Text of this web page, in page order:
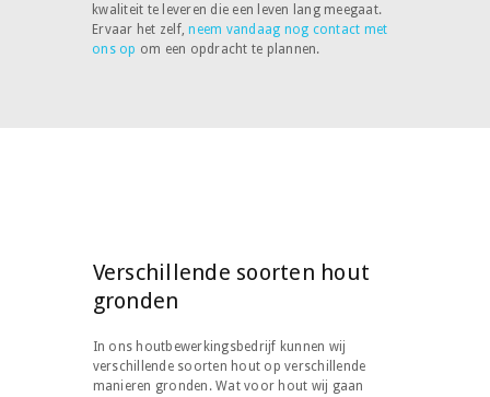
kwaliteit te leveren die een leven lang meegaat.
Ervaar het zelf,neem vandaag nog contact met
ons op om een opdracht te plannen.
Verschillende soorten hout
gronden
In ons houtbewerkingsbedrijf kunnen wij
verschillende soorten hout op verschillende
manieren gronden. Wat voor hout wij gaan